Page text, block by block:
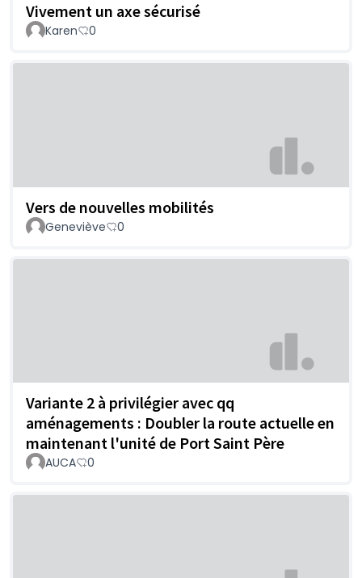
Vivement un axe sécurisé
Karen 0
Vers de nouvelles mobilités
Geneviève 0
Variante 2 à privilégier avec qq
aménagements : Doubler la route actuelle en
maintenant l'unité de Port Saint Père
AUCA 0